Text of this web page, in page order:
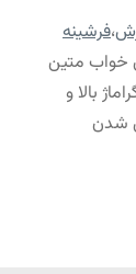
،فرشینه
خواب متین
بالا و
شدن